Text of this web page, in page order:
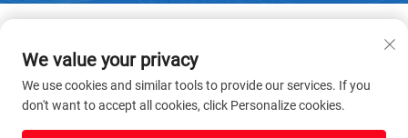
Autorska prava © 2025 Yangzhou Sanxing Technology CO.,LTD. Sva prava
pridržana. -Politika privatnosti
We value your privacy
We use cookies and similar tools to provide our services. If you
don't want to accept all cookies, click Personalize cookies.